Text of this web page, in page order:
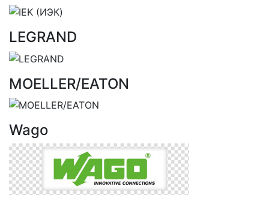
LEGRAND
MOELLER/EATON
Wago